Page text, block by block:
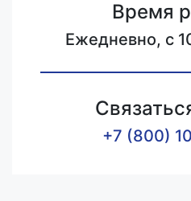
Время
Ежедневно, с
+7 (800)